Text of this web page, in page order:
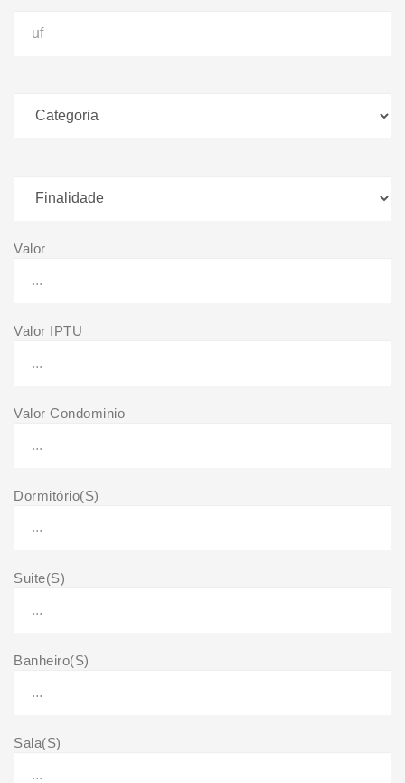
Valor
Valor IPTU
Valor Condominio
Dormitório(S)
Suite(S)
Banheiro(S)
Sala(S)